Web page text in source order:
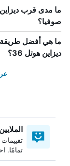
صوفيا؟
ما هي أفضل
ديزاين هوتل 36؟
تمامًا.